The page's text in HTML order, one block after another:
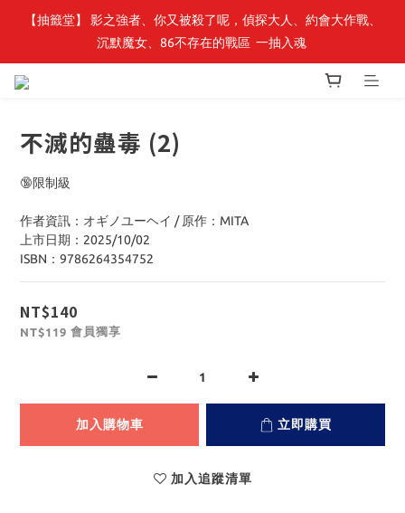
最新開賣🔥「全知讀者視角」 周邊商品
【抽籤堂】 影之強者、你又被殺了呢，偵探大人、約會大作戰、
沉默魔女、86不存在的戰區  一抽入魂
不滅的蠱毒 (2)
🔞限制級
作者資訊：オギノユーヘイ / 原作：MITA
上市日期：2025/10/02
ISBN：9786264354752
NT$140
NT$119 會員獨享
加入購物車 立即購買
加入追蹤清單